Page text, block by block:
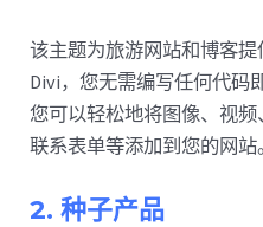
该主题为旅游网站和博客
Divi，您无需编写任何代码
您可以轻松地将图像、视频
联系表单等添加到您的网站
2. 种子产品